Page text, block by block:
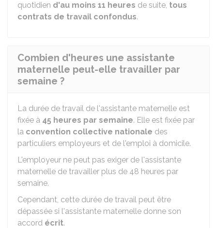
quotidien d'au moins 11 heures de suite, tous
contrats de travail confondus.
Combien d'heures une assistante
maternelle peut-elle travailler par
semaine ?
La durée de travail de l'assistante maternelle est
fixée à 45 heures par semaine. Elle est fixée par
la convention collective nationale des
particuliers employeurs et de l'emploi à domicile.
L'employeur ne peut pas exiger de l'assistante
maternelle de travailler plus de 48 heures par
semaine.
Cependant, cette durée de travail peut être
dépassée si l'assistante maternelle donne son
accord écrit.